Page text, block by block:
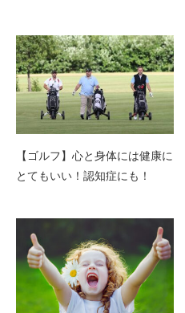
【ゴルフ】心と身体には健康に
とてもいい！認知症にも！